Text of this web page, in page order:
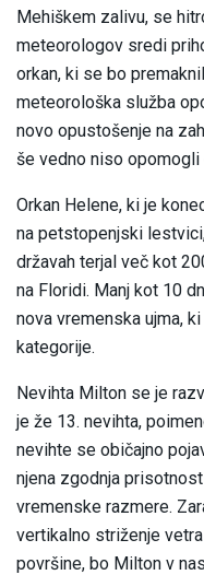
Mehiškem zalivu, se
meteorologov sredi
orkan, ki se bo
meteorološka služba
novo opustošenje na
še vedno niso opomogli
Orkan Helene, ki je
na petstopenjski
državah terjal več kot
na Floridi. Manj kot 10
nova vremenska ujma,
kategorije.
Nevihta Milton se je
je že 13. nevihta,
nevihte se običajno
njena zgodnja
vremenske razmere.
vertikalno striženje
površine, bo Milton v